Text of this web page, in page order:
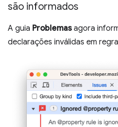
são informados
A guia Problemasagora
declarações inválidas em